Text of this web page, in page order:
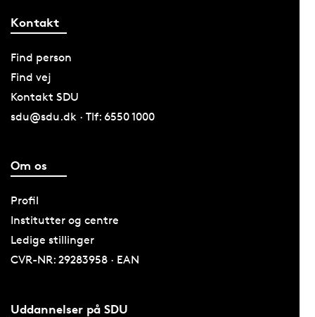
Kontakt
Find person
Find vej
Kontakt SDU
sdu@sdu.dk · Tlf: 6550 1000
Om os
Profil
Institutter og centre
Ledige stillinger
CVR-NR: 29283958 · EAN
Uddannelser på SDU